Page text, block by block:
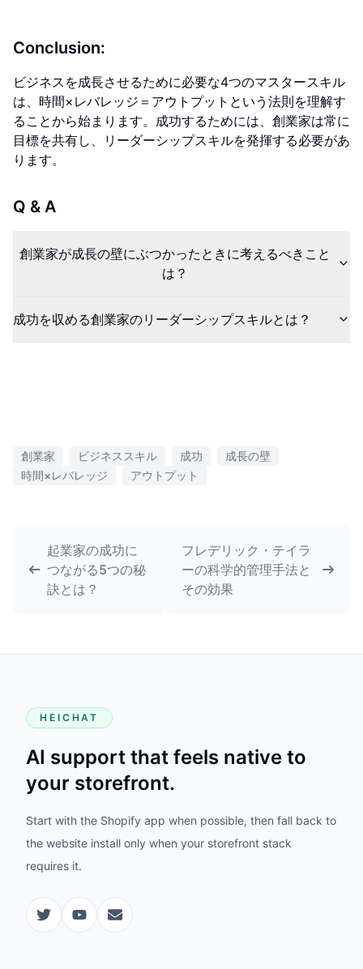
Conclusion:
ビジネスを成長させるために必要な4つのマスタースキル
は、時間×レバレッジ＝アウトプットという法則を理解す
ることから始まります。成功するためには、創業家は常に
目標を共有し、リーダーシップスキルを発揮する必要があ
ります。
Q & A
創業家が成長の壁にぶつかったときに考えるべきこと
は？
成功を収める創業家のリーダーシップスキルとは？
創業家 ビジネススキル 成功
成長の壁
時間×レバレッジ
アウトプット
起業家の成功に
つながる5つの秘
訣とは？
フレデリック・テイラ
ーの科学的管理手法と
その効果
HEICHAT
AI support that feels native to
your storefront.
Start with the Shopify app when possible, then fall back to
the website install only when your storefront stack
requires it.